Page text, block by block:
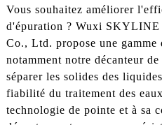
Vous souhaitez améliorer
d'épuration ? Wuxi
Co., Ltd. propose une gamme
notamment notre décanteur
séparer les solides des
fiabilité du traitement des
technologie de pointe et à sa